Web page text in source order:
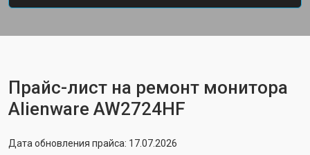
Прайс-лист на ремонт монитора
Alienware AW2724HF
Дата обновления прайса: 17.07.2026